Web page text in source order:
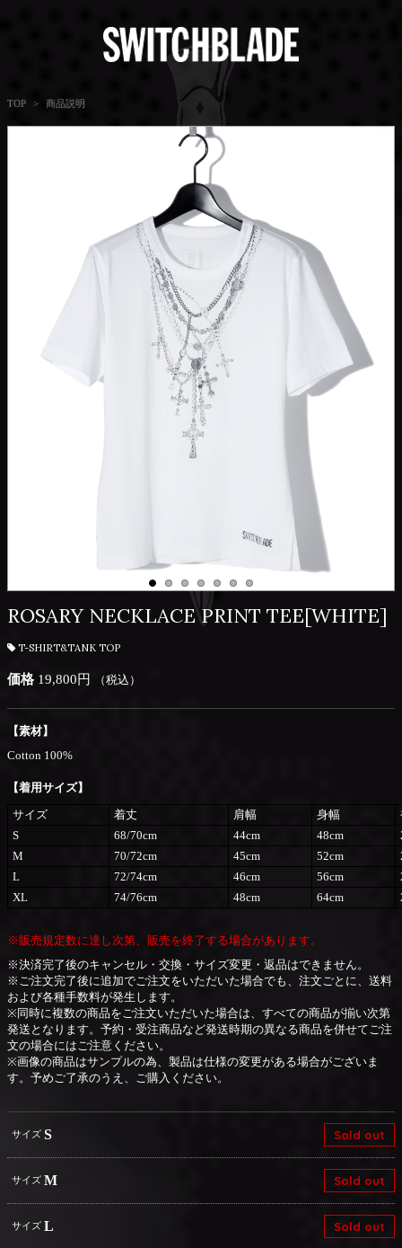
TOP 商品説明
ROSARY NECKLACE PRINT TEE[WHITE]
T-SHIRT&TANK TOP
価格 19,800円 （税込）
【素材】
Cotton 100%
【着用サイズ】
サイズ
着丈 肩幅 身幅
S
68/70cm 44cm 48cm
M
70/72cm 45cm 52cm
L
72/74cm 46cm 56cm
XL
74/76cm 48cm 64cm
※販売規定数に達し次第、販売を終了する場合があります。
※決済完了後のキャンセル・交換・サイズ変更・返品はできません。
※ご注文完了後に追加でご注文をいただいた場合でも、注文ごとに、送料
および各種手数料が発生します。
※同時に複数の商品をご注文いただいた場合は、すべての商品が揃い次第
発送となります。予約・受注商品など発送時期の異なる商品を併せてご注
文の場合にはご注意ください。
※画像の商品はサンプルの為、製品は仕様の変更がある場合がございま
す。予めご了承のうえ、ご購入ください。
サイズ S Sold out
サイズ M Sold out
サイズ L Sold out